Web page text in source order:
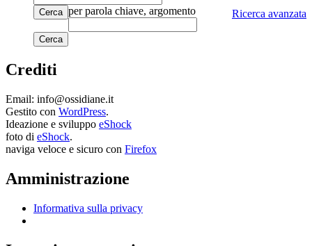
Cerca Ricerca avanzata
per parola chiave, argomento
Crediti
Email: info@ossidiane.it
Gestito con WordPress.
Ideazione e sviluppo eShock
foto di eShock.
naviga veloce e sicuro con Firefox
Amministrazione
Informativa sulla privacy